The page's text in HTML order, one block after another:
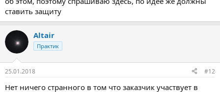
ставить защиту
Altair
Практик
25.01.2018 #12
Нет ничего странного в том что заказчик участвует в